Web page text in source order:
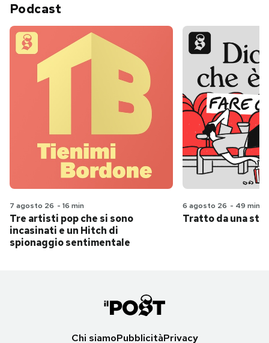
Podcast
7 agosto 26 - 16 min
Tre artisti pop che si sono
incasinati e un Hitch di
spionaggio sentimentale
6 agosto 26 - 49 min
Tratto da una
Chi siamoPubblicitàPrivacy